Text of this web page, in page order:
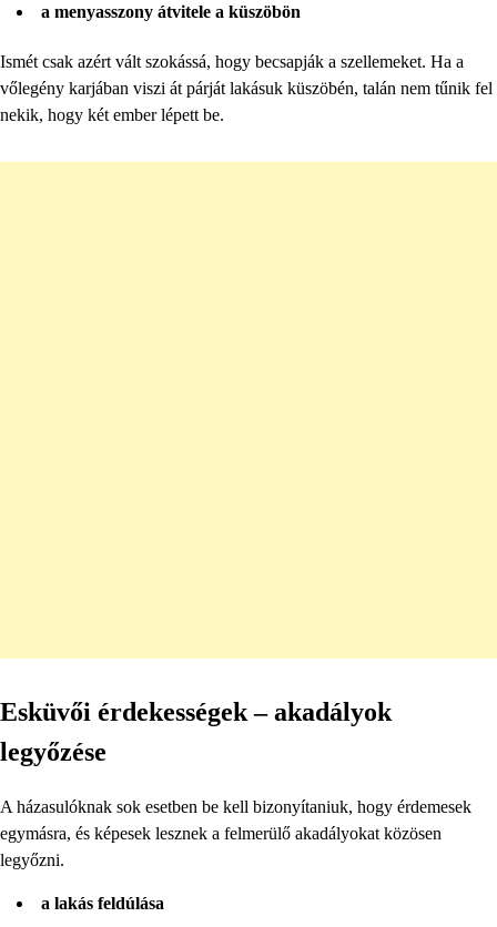
a menyasszony átvitele a küszöbön
Ismét csak azért vált szokássá, hogy becsapják a szellemeket. Ha a
vőlegény karjában viszi át párját lakásuk küszöbén, talán nem tűnik fel
nekik, hogy két ember lépett be.
Esküvői érdekességek – akadályok
legyőzése
A házasulóknak sok esetben be kell bizonyítaniuk, hogy érdemesek
egymásra, és képesek lesznek a felmerülő akadályokat közösen
legyőzni.
a lakás feldúlása